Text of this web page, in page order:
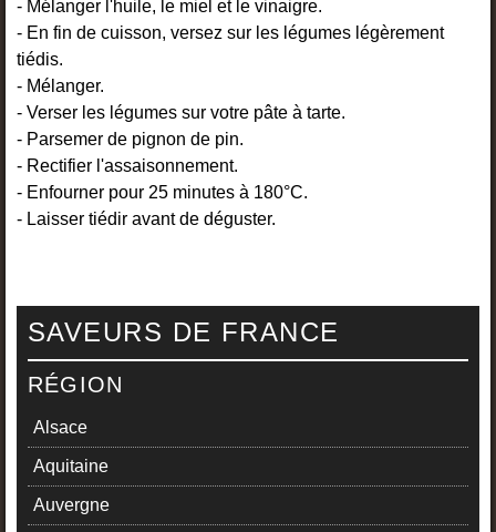
- Mélanger l'huile, le miel et le vinaigre.
- En fin de cuisson, versez sur les légumes légèrement
tiédis.
- Mélanger.
- Verser les légumes sur votre pâte à tarte.
- Parsemer de pignon de pin.
- Rectifier l'assaisonnement.
- Enfourner pour 25 minutes à 180°C.
- Laisser tiédir avant de déguster.
SAVEURS DE FRANCE
RÉGION
Alsace
Aquitaine
Auvergne